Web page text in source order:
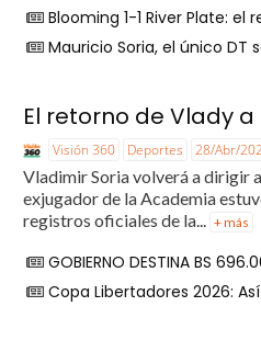
Blooming 1-1 River Plate:
Mauricio Soria, el único
El retorno de Vlady
Visión 360 Deportes 28/Abr/
Vladimir Soria volverá a dirigir
exjugador de la Academia
registros oficiales de la... + más
GOBIERNO DESTINA BS
Copa Libertadores 2026: